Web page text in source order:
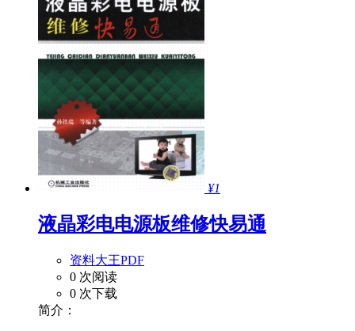
¥1
液晶彩电电源板维修快易通
资料大王PDF
0 次阅读
0 次下载
简介：